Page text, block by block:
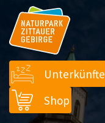
Unterkünfte
Shop